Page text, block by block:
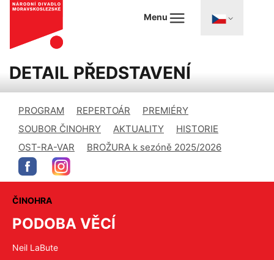
Menu
DETAIL PŘEDSTAVENÍ
PROGRAM REPERTOÁR
PREMIÉRY
SOUBOR ČINOHRY
AKTUALITY
HISTORIE
OST-RA-VAR
BROŽURA k sezóně 2025/2026
ČINOHRA
PODOBA VĚCÍ
Neil LaBute